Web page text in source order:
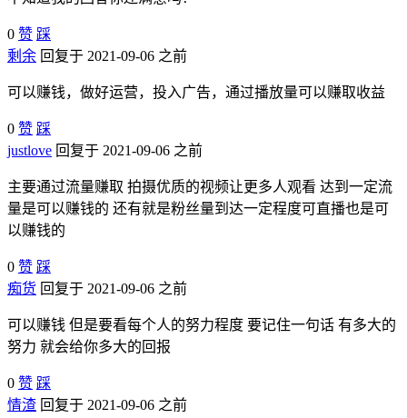
0 赞 踩
剩余 回复于 2021-09-06 之前
可以赚钱，做好运营，投入广告，通过播放量可以赚取收益
0 赞 踩
justlove 回复于 2021-09-06 之前
主要通过流量赚取 拍摄优质的视频让更多人观看 达到一定流
量是可以赚钱的 还有就是粉丝量到达一定程度可直播也是可
以赚钱的
0 赞 踩
痴货 回复于 2021-09-06 之前
可以赚钱 但是要看每个人的努力程度 要记住一句话 有多大的
努力 就会给你多大的回报
0 赞 踩
情渣 回复于 2021-09-06 之前